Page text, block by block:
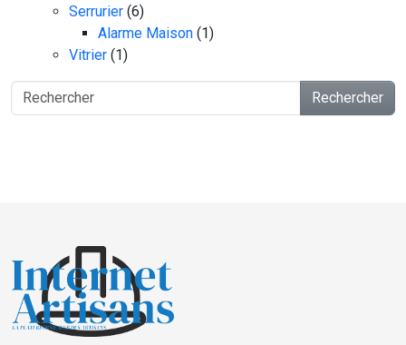
Serrurier (6)
Alarme Maison (1)
Vitrier (1)
Rechercher